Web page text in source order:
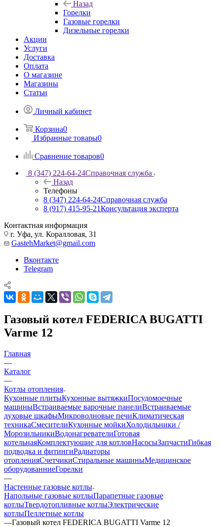
Назад
Горелки
Газовые горелки
Дизельные горелки
Акции
Услуги
Доставка
Оплата
О магазине
Магазины
Статьи
Личный кабинет
Корзина0
Избранные товары0
Сравнение товаров0
8 (347) 224-64-24Справочная служба
Назад
Телефоны
8 (347) 224-64-24Справочная служба
8 (917) 415-95-21Консультация эксперта
Контактная информация
г. Уфа, ул. Коралловая, 31
GastehMarket@gmail.com
Вконтакте
Telegram
Газовый котел FEDERICA BUGATTI
Varme 12
Главная
—
Каталог
—
Котлы отопления
Кухонные плитыКухонные вытяжкиПосудомоечные
машиныВстраиваемые варочные панелиВстраиваемые
духовые шкафыМикроволновые печиКлиматическая
техникаСмесителиКухонные мойкиХолодильники /
МорозильникиВодонагревателиГотовая
котельнаяКомплектующие для котловНасосыЗапчастиГибкая
подводка и фитингиРадиаторы
отопленияСчетчикиСтиральные машиныМедицинское
оборудованниеГорелки
—
Настенные газовые котлы
Напольные газовые котлыПарапетные газовые
котлыТвердотопливные котлыЭлектрические
котлыПеллетные котлы
—Газовый котел FEDERICA BUGATTI Varme 12